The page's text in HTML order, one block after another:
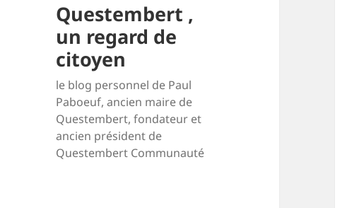
Questembert ,
un regard de
citoyen
le blog personnel de Paul
Paboeuf, ancien maire de
Questembert, fondateur et
ancien président de
Questembert Communauté